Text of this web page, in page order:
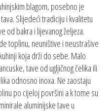
blagom, posebno je
Slijedeći tradiciju i kvalitetu
od bakra i lijevanog željeza.
toplinu, neuništive i neustrašive
koja drži do sebe. Malo
tave od ugljičnog čelika ili
odnosno inoxa. Ne zaostaju
po cijeloj površini a k tome su
aluminijske tave u